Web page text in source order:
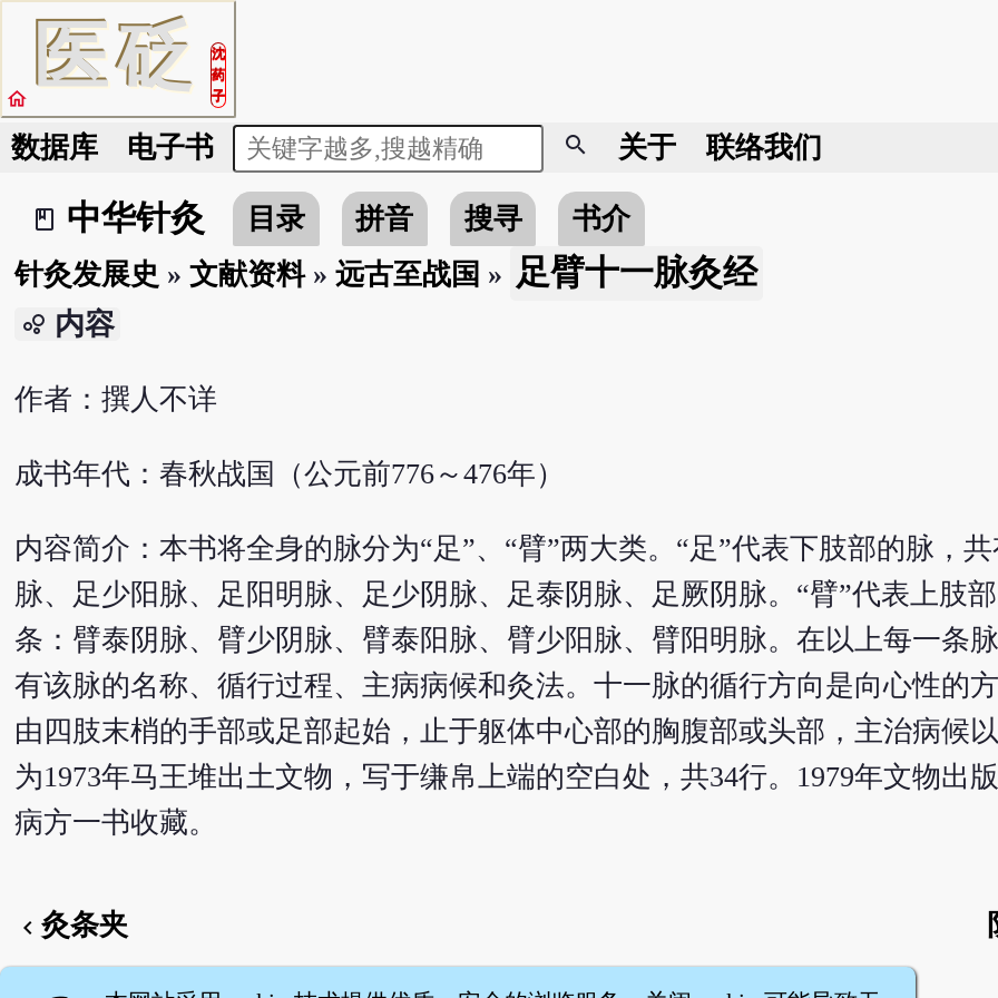
医砭
沈
药
子
home
数据库 电子书 search 关于 联络我们
book_2
中华针灸 目录 拼音 搜寻
书介
针灸发展史 » 文献资料» 远古至战国 » 足臂十一脉灸经
bubble_chart 内容
作者：撰人不详
成书年代：春秋战国（公元前776～476年）
内容简介：本书将全身的脉分为“足”、“臂”两大类。“足”代表下肢部的脉，
脉、足少阳脉、足阳明脉、足少阴脉、足泰阴脉、足厥阴脉。“臂”代表上肢
条：臂泰阴脉、臂少阴脉、臂泰阳脉、臂少阳脉、臂阳明脉。在以上每一条
有该脉的名称、循行过程、主病病候和灸法。十一脉的循行方向是向心性的
由四肢末梢的手部或足部起始，止于躯体中心部的胸腹部或头部，主治病候
为1973年马王堆出土文物，写于缣帛上端的空白处，共34行。1979年文物出
病方一书收藏。
chevron_left 灸条夹